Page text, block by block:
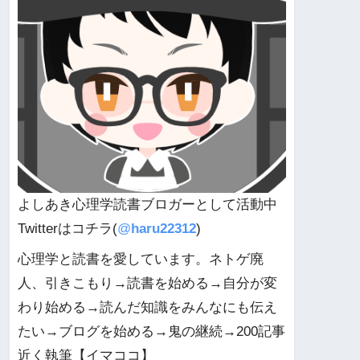
よしあき心理学読書ブロガーとして活動中
Twitterはコチラ(@haru22312)
心理学と読書を愛しています。ネトゲ廃
人、引きこもり→読書を始める→自分が変
わり始める→読んだ知識をみんなにも伝え
たい→ブログを始める→鬼の継続→200記事
近く執筆【イマココ】